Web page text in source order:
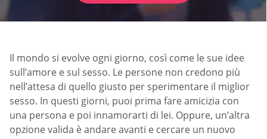
Il mondo si evolve ogni giorno, così come le sue idee
sull’amore e sul sesso. Le persone non credono più
nell’attesa di quello giusto per sperimentare il miglior
sesso. In questi giorni, puoi prima fare amicizia con
una persona e poi innamorarti di lei. Oppure, un’altra
opzione valida è andare avanti e cercare un nuovo